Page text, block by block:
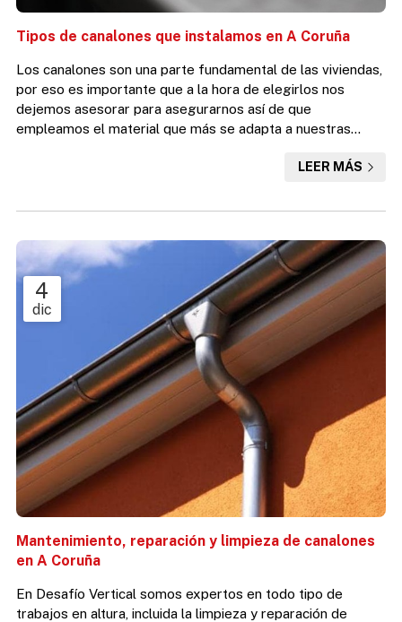
Tipos de canalones que instalamos en A Coruña
Los canalones son una parte fundamental de las viviendas,
por eso es importante que a la hora de elegirlos nos
dejemos asesorar para asegurarnos así de que
empleamos el material que más se adapta a nuestras
profesional y que disponga de un equipo cualificado y
somos expertos en la instalación de canalones y bajantes
materiales, para adecu...
LEER MÁS
4
dic
Mantenimiento, reparación y limpieza de canalones
en A Coruña
En Desafío Vertical somos expertos en todo tipo de
trabajos en altura, incluida la limpieza y reparación de